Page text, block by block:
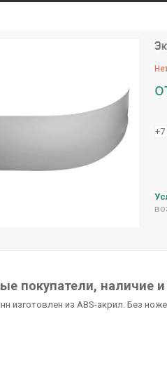
+7
покупатели, наличие
изготовлен из ABS-акрил. Без